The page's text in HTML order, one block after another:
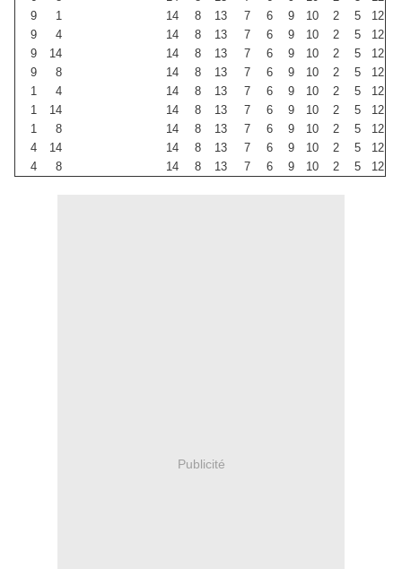
9
1 14 8 13 7 6 9 10 2 5
12
9
4 14 8 13 7 6 9 10 2 5
12
9
14 14 8 13 7 6 9 10 2 5
12
9
8 14 8 13 7 6 9 10 2 5
12
1
4 14 8 13 7 6 9 10 2 5
12
1
14 14 8 13 7 6 9 10 2 5
12
1
8 14 8 13 7 6 9 10 2 5
12
4
14 14 8 13 7 6 9 10 2 5
12
4
8 14 8 13 7 6 9 10 2 5 12
Publicité